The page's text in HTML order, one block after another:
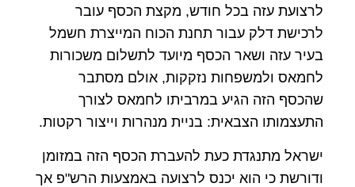
לרצועת עזה בכל חודש, מקצת הכסף עובר
לרכישת דלק עבור תחנת הכוח המייצרת חשמל
בעיר עזה ושאר הכסף מיועד לתשלום משכורות
לחמאס ולמשפחות נזקקות, אולם מסתבר
שהכסף הזה הגיע במרביתו לחמאס לצורך
התעצמותו הצבאית: בניית מנהרות וייצור רקטות.
ישראל מתנגדת כעת להעברת הכסף הזה במזומן
ודורשת כי הוא יכנס לרצועה באמצעות הרש"פ אך